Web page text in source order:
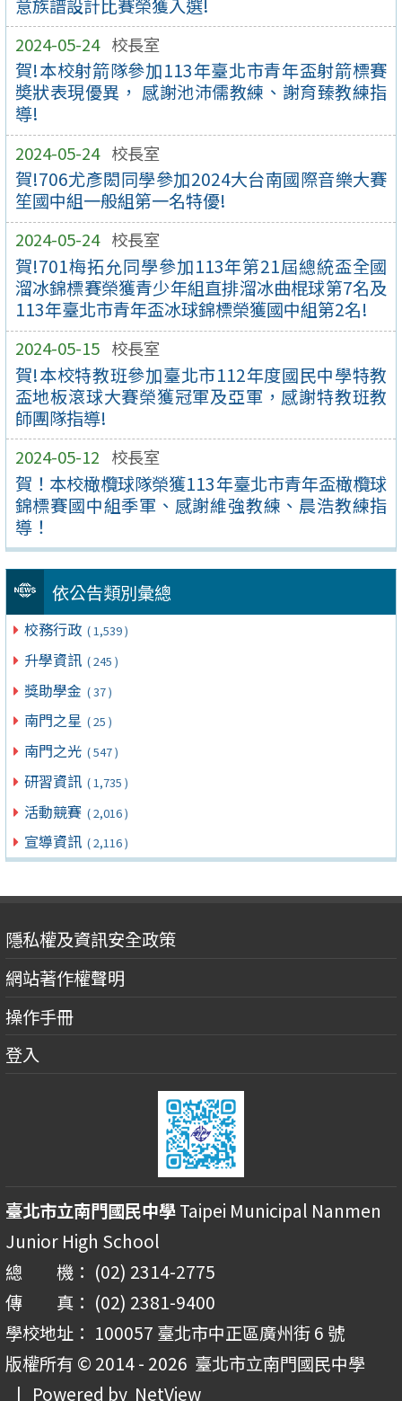
意族譜設計比賽榮獲入選!
2024-05-24 校長室
賀!本校射箭隊參加113年臺北市青年盃射箭標賽
奬狀表現優異， 感謝池沛儒教練、謝育臻教練指
導!
2024-05-24 校長室
賀!706尤彥閎同學參加2024大台南國際音樂大賽
笙國中組一般組第一名特優!
2024-05-24 校長室
賀!701梅拓允同學參加113年第21屆總統盃全國
溜冰錦標賽榮獲青少年組直排溜冰曲棍球第7名及
113年臺北市青年盃冰球錦標榮獲國中組第2名!
2024-05-15 校長室
賀!本校特教班參加臺北市112年度國民中學特教
盃地板滾球大賽榮獲冠軍及亞軍，感謝特教班教
師團隊指導!
2024-05-12 校長室
賀！本校橄欖球隊榮獲113年臺北市青年盃橄欖球
錦標賽國中組季軍、感謝維強教練、晨浩教練指
導！
依公告類別彙總
校務行政 ( 1,539 )
升學資訊 ( 245 )
獎助學金 ( 37 )
南門之星 ( 25 )
南門之光 ( 547 )
研習資訊 ( 1,735 )
活動競賽 ( 2,016 )
宣導資訊 ( 2,116 )
隱私權及資訊安全政策
網站著作權聲明
操作手冊
登入
臺北市立南門國民中學Taipei Municipal Nanmen
Junior High School
總 機： (02) 2314-2775
傳 真： (02) 2381-9400
學校地址： 100057 臺北市中正區廣州街 6 號
版權所有 © 2014 - 2026 臺北市立南門國民中學
| Powered by NetView